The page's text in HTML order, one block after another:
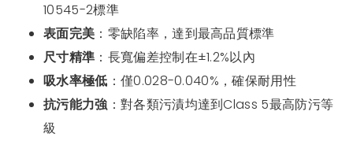
10545-2標準
表面完美 ：零缺陷率，達到最高品質標準
尺寸精準 ：長寬偏差控制在±1.2%以內
吸水率極低 ：僅0.028-0.040%，確保耐用性
抗污能力強：對各類污漬均達到Class 5最高防污等
級